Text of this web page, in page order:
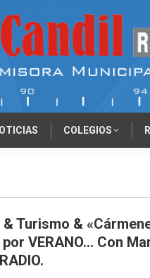
COLEGIOS
Turismo &
VERANO… Con